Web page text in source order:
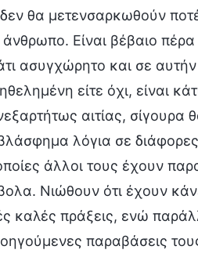
θα μετενσαρκωθούν
Είναι βέβαιο
ασυγχώρητο και σε
είτε όχι, είναι
αιτίας, σίγουρα
λόγια σε διάφορες
άλλοι τους έχουν
Νιώθουν ότι έχουν
καλές πράξεις, ενώ
παραβάσεις